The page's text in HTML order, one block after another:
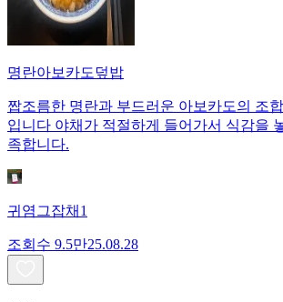
명란아보카도덮밥
짭조름한 명란과 부드러운 아보카도의 조
입니다 야채가 적절하게 들어가서 식감을
족합니다.
귀염그잡채1
조회수 9.5만25.08.28